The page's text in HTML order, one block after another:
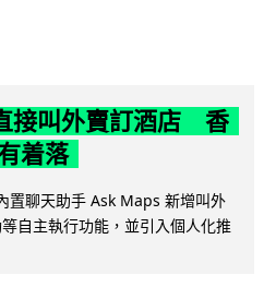
接叫外賣訂酒店 香
着落
聊天助手 Ask Maps 新增叫外
自主執行功能，並引入個人化推